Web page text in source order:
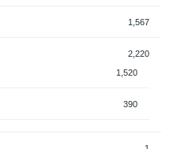
1,567
2,220
1,520
390